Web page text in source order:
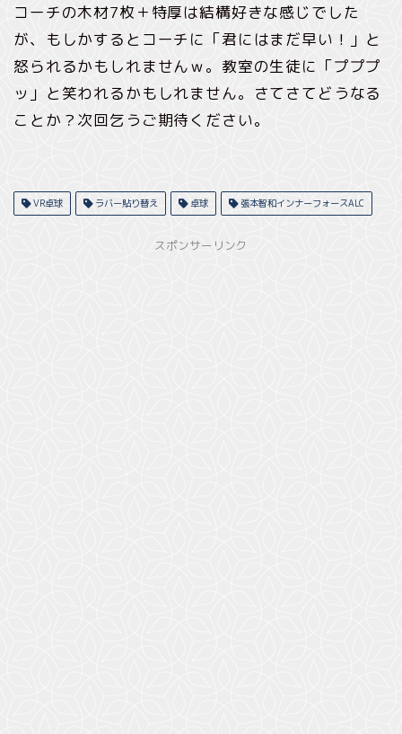
コーチの木材7枚＋特厚は結構好きな感じでした
が、もしかするとコーチに「君にはまだ早い！」と
怒られるかもしれませんｗ。教室の生徒に「プププ
ッ」と笑われるかもしれません。さてさてどうなる
ことか？次回乞うご期待ください。
VR卓球 ラバー貼り替え 卓球 張本智和インナーフォースALC
スポンサーリンク